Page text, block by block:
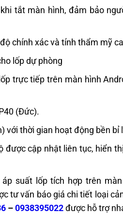
tắt màn hình, đảm bảo
chính xác và tính thẩm mỹ
lốp dự phòng
trực tiếp trên màn hình
(Đức).
với thời gian hoạt động bền bỉ
được cập nhật liên tục, hiển
suất lốp tích hợp trên
tư vấn báo giá chi tiết loại
–0938395022được hỗ trợ